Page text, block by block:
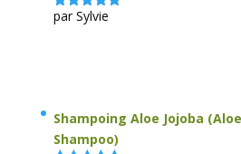
Note5sur
par Sylvie
Shampoing Aloe Jojoba
Shampoo)